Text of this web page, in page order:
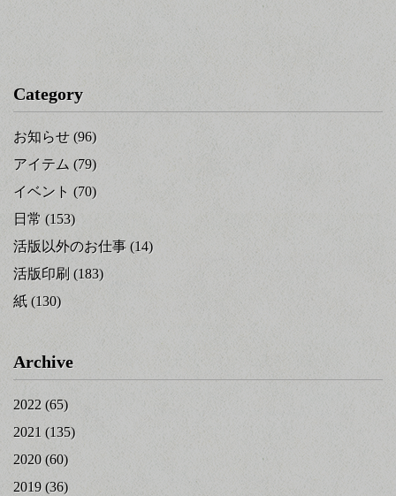
Category
お知らせ (96)
アイテム (79)
イベント (70)
日常 (153)
活版以外のお仕事 (14)
活版印刷 (183)
紙 (130)
Archive
2022 (65)
2021 (135)
2020 (60)
2019 (36)